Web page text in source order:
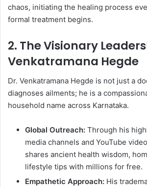
chaos, initiating the healing process
formal treatment begins.
​2. The Visionary
Venkatramana Hegde
​Dr. Venkatramana Hegde is not just a
diagnoses ailments; he is a
household name across Karnataka.
Global Outreach: Through his
media channels and YouTube
shares ancient health wisdom,
lifestyle tips with millions for free.
Empathetic Approach: His